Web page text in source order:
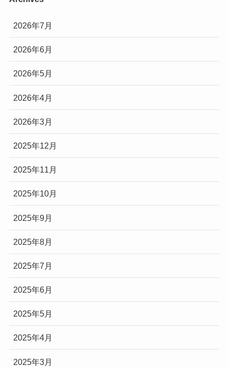
2026年7月
2026年6月
2026年5月
2026年4月
2026年3月
2025年12月
2025年11月
2025年10月
2025年9月
2025年8月
2025年7月
2025年6月
2025年5月
2025年4月
2025年3月